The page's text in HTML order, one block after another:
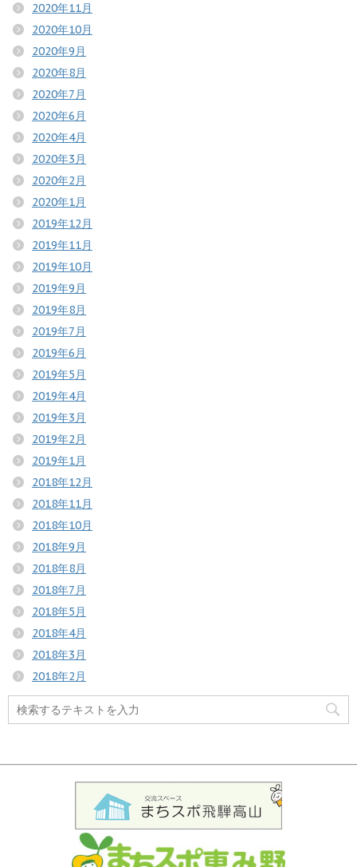
2020年11月
2020年10月
2020年9月
2020年8月
2020年7月
2020年6月
2020年4月
2020年3月
2020年2月
2020年1月
2019年12月
2019年11月
2019年10月
2019年9月
2019年8月
2019年7月
2019年6月
2019年5月
2019年4月
2019年3月
2019年2月
2019年1月
2018年12月
2018年11月
2018年10月
2018年9月
2018年8月
2018年7月
2018年5月
2018年4月
2018年3月
2018年2月